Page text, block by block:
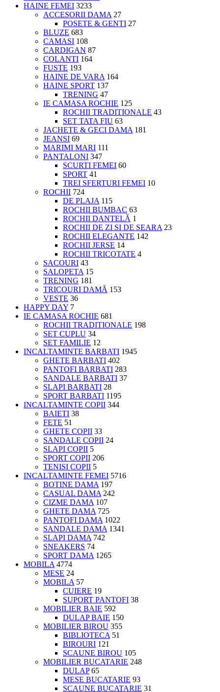
HAINE FEMEI 3233
ACCESORII DAMA 27
POSETE & GENTI 27
BLUZE 683
CAMASI 108
CARDIGAN 87
COLANTI 164
FUSTE 193
HAINE DE VARA 164
HAINE SPORT 137
TRENING 47
IE CAMASA ROCHIE 125
ROCHII TRADITIONALE 43
SET TATA FIU 63
JACHETE & GECI DAMA 181
JEANSI 69
MARIMI MARI 111
PANTALONI 347
SCURTI FEMEI 60
SPORT 41
TREI SFERTURI FEMEI 10
ROCHII 724
DE PLAJA 115
ROCHII BUMBAC 63
ROCHII DANTELĂ 1
ROCHII DE ZI SI DE SEARA 23
ROCHII ELEGANTE 142
ROCHII JERSE 14
ROCHII TRICOTATE 4
SACOURI 43
SALOPETA 15
TRENING 181
TRICOURI DAMĂ 153
VESTE 36
HAPPY DAY 7
IE CAMASA ROCHIE 681
ROCHII TRADITIONALE 198
SET CUPLU 34
SET FAMILIE 12
INCALTAMINTE BARBATI 1945
GHETE BARBATI 402
PANTOFI BARBATI 283
SANDALE BARBATI 37
SLAPI BARBATI 28
SPORT BARBATI 1195
INCALTAMINTE COPII 344
BAIETI 38
FETE 51
GHETE COPII 33
SANDALE COPII 24
SLAPI COPII 5
SPORT COPII 206
TENISI COPII 5
INCALTAMINTE FEMEI 5716
BOTINE DAMA 197
CASUAL DAMA 242
CIZME DAMA 107
GHETE DAMA 725
PANTOFI DAMA 1022
SANDALE DAMA 1341
SLAPI DAMA 742
SNEAKERS 74
SPORT DAMA 1265
MOBILA 4774
MESE 24
MOBILA 57
CUIERE 19
SUPORT PANTOFI 38
MOBILIER BAIE 592
DULAP BAIE 150
MOBILIER BIROU 355
BIBLIOTECA 51
BIROURI 121
SCAUNE BIROU 105
MOBILIER BUCATARIE 248
DULAP 65
MESE BUCATARIE 93
SCAUNE BUCATARIE 31